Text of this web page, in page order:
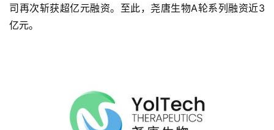
司再次斩获超亿元融资。至此，尧唐生物A轮系列融资近3
亿元。